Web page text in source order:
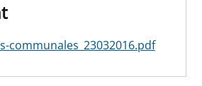
communales_23032016.pdf